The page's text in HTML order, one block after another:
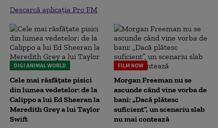
Descarcă aplicația Pro FM
DIGI ANIMAL WORLD
Cele mai răsfățate pisici
din lumea vedetelor: de la
Calippo a lui Ed Sheeran la
Meredith Grey a lui Taylor
Swift
FILM NOW
Morgan Freeman nu se
ascunde când vine vorba de
bani: „Dacă plătesc
suficient”, un scenariu slab
nu mai contează